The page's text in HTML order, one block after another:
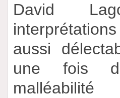
David
aussi
une fois